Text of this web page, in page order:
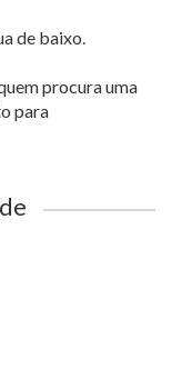
de baixo.
procura uma
para